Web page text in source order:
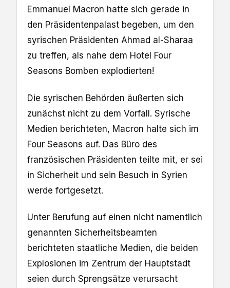
Emmanuel Macron hatte sich gerade in
den Präsidentenpalast begeben, um den
syrischen Präsidenten Ahmad al-Sharaa
zu treffen, als nahe dem Hotel Four
Seasons Bomben explodierten!
Die syrischen Behörden äußerten sich
zunächst nicht zu dem Vorfall. Syrische
Medien berichteten, Macron halte sich im
Four Seasons auf. Das Büro des
französischen Präsidenten teilte mit, er sei
in Sicherheit und sein Besuch in Syrien
werde fortgesetzt.
Unter Berufung auf einen nicht namentlich
genannten Sicherheitsbeamten
berichteten staatliche Medien, die beiden
Explosionen im Zentrum der Hauptstadt
seien durch Sprengsätze verursacht